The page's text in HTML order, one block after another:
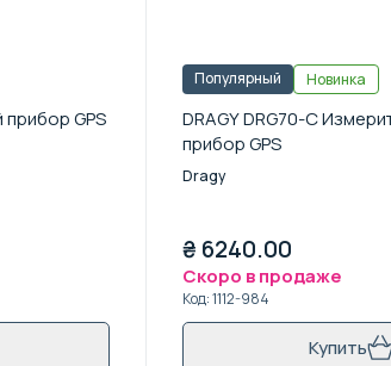
прибор GPS
Популярный Новинка
DRAGY DRG70-C
прибор GPS
Dragy
₴ 6240.00
Скоро в продаже
Код:1112-984
Купить